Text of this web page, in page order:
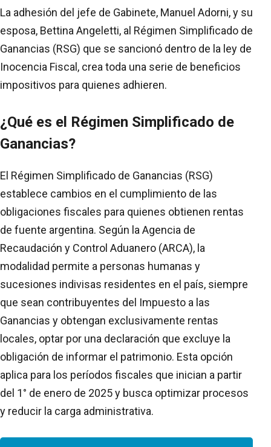
La adhesión del jefe de Gabinete, Manuel Adorni, y su
esposa, Bettina Angeletti, al Régimen Simplificado de
Ganancias (RSG) que se sancionó dentro de la ley de
Inocencia Fiscal, crea toda una serie de beneficios
impositivos para quienes adhieren.
¿Qué es el Régimen Simplificado de
Ganancias?
El Régimen Simplificado de Ganancias (RSG)
establece cambios en el cumplimiento de las
obligaciones fiscales para quienes obtienen rentas
de fuente argentina. Según la Agencia de
Recaudación y Control Aduanero (ARCA), la
modalidad permite a personas humanas y
sucesiones indivisas residentes en el país, siempre
que sean contribuyentes del Impuesto a las
Ganancias y obtengan exclusivamente rentas
locales, optar por una declaración que excluye la
obligación de informar el patrimonio. Esta opción
aplica para los períodos fiscales que inician a partir
del 1° de enero de 2025 y busca optimizar procesos
y reducir la carga administrativa.